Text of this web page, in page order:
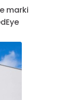
marki